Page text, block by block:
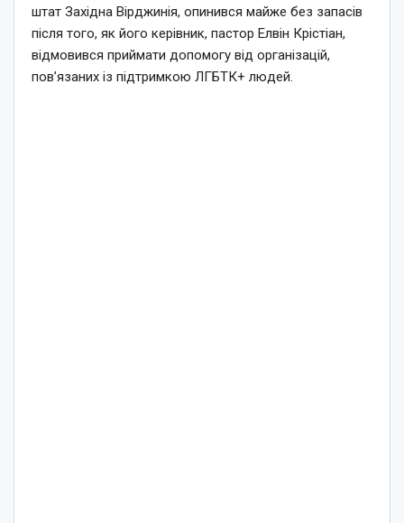
штат Західна Вірджинія, опинився майже без запасів
після того, як його керівник, пастор Елвін Крістіан,
відмовився приймати допомогу від організацій,
пов’язаних із підтримкою ЛГБТК+ людей.